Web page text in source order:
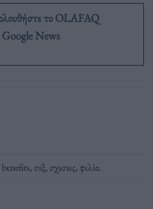
το OLAFAQ
Google News
,σεξ,σχεσεις,φιλία.